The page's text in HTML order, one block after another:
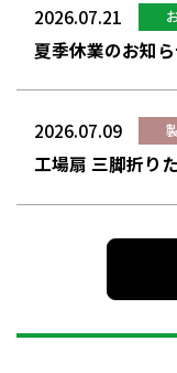
2026.07.21
夏季休業のお知
2026.07.09
工場扇 三脚折り